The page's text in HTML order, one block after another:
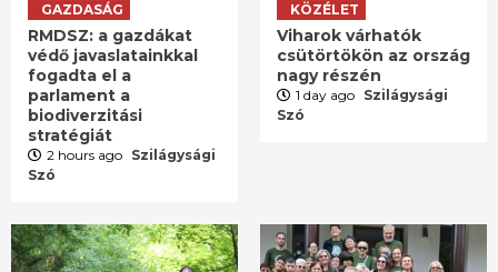
GAZDASÁG
RMDSZ: a gazdákat
védő javaslatainkkal
fogadta el a
parlament a
biodiverzitási
stratégiát
2 hours ago Szilágysági
Szó
KÖZÉLET
Viharok várhatók
csütörtökön az ország
nagy részén
1 day ago Szilágysági
Szó